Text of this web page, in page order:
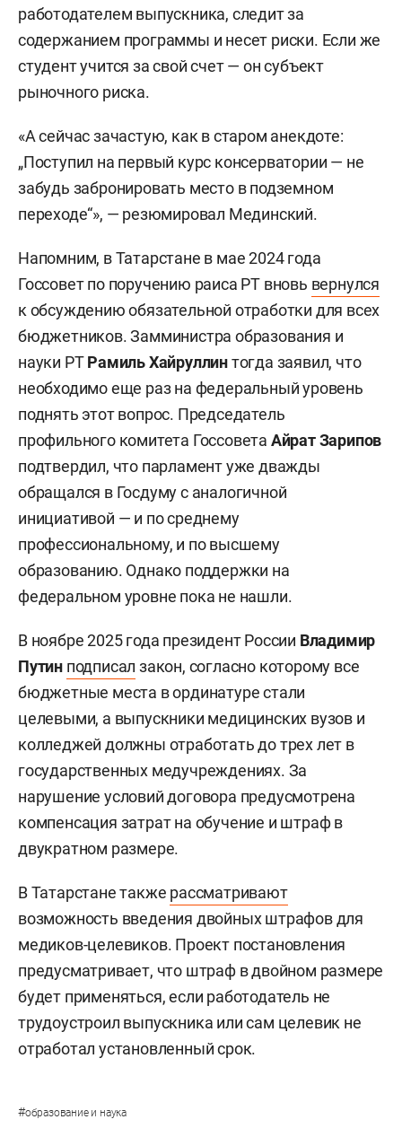
работодателем выпускника, следит за
содержанием программы и несет риски. Если же
студент учится за свой счет — он субъект
рыночного риска.
«А сейчас зачастую, как в старом анекдоте:
„Поступил на первый курс консерватории — не
забудь забронировать место в подземном
переходе“», — резюмировал Мединский.
Напомним, в Татарстане в мае 2024 года
Госсовет по поручению раиса РТ вновь вернулся
к обсуждению обязательной отработки для всех
бюджетников. Замминистра образования и
науки РТРамиль Хайруллинтогда заявил, что
необходимо еще раз на федеральный уровень
поднять этот вопрос. Председатель
профильного комитета Госсовета Айрат Зарипов
подтвердил, что парламент уже дважды
обращался в Госдуму с аналогичной
инициативой — и по среднему
профессиональному, и по высшему
образованию. Однако поддержки на
федеральном уровне пока не нашли.
В ноябре 2025 года президент России Владимир
Путин подписал закон, согласно которому все
бюджетные места в ординатуре стали
целевыми, а выпускники медицинских вузов и
колледжей должны отработать до трех лет в
государственных медучреждениях. За
нарушение условий договора предусмотрена
компенсация затрат на обучение и штраф в
двукратном размере.
В Татарстане также рассматривают
возможность введения двойных штрафов для
медиков-целевиков. Проект постановления
предусматривает, что штраф в двойном размере
будет применяться, если работодатель не
трудоустроил выпускника или сам целевик не
отработал установленный срок.
#образование и наука